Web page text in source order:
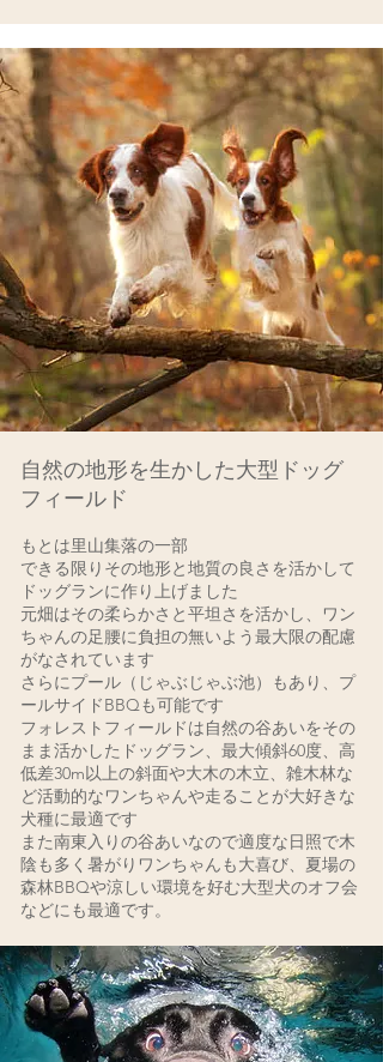
自然の地形を生かした大型ドッグ
フィールド
もとは里山集落の一部
できる限りその地形と地質の良さを活かして
ドッグランに作り上げました
元畑はその柔らかさと平坦さを活かし、ワン
ちゃんの足腰に負担の無いよう最大限の配慮
がなされています
さらにプール（じゃぶじゃぶ池）もあり、 プ
ールサイドBBQも可能です
フォレストフィールドは自然の谷あいをその
まま活かしたドッグラン、 最大傾斜60度、高
低差30m以上の斜面や大木の木立、雑木林な
ど活動的なワンちゃんや走ることが大好きな
犬種に最適です
また南東入りの谷あいなので適度な日照で木
陰も多く暑がりワンちゃんも大喜び、夏場の
森林BBQや涼しい環境を好む大型犬のオフ会
などにも最適です。